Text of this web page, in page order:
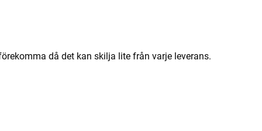
då det kan skilja lite från varje leverans.